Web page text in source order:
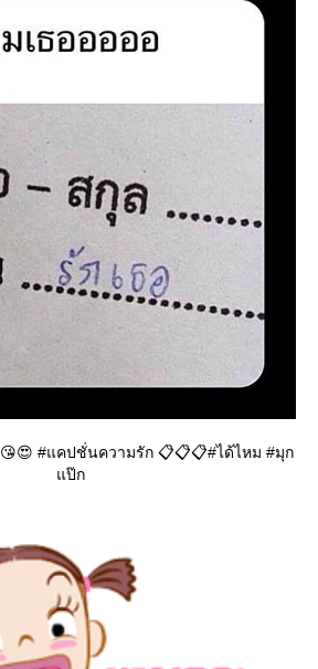
#แคปชั่นความรัก 📋📋📋#ได้ไหม #มุก
ป๊ก